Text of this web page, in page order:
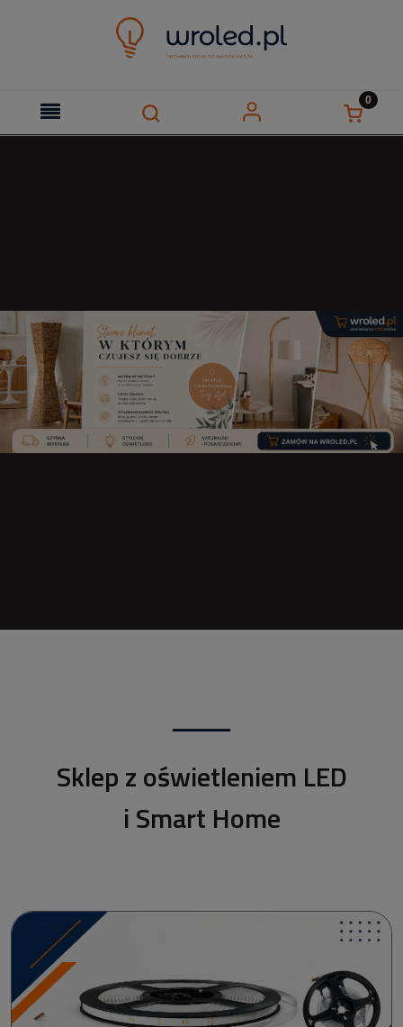
Sklep z oświetleniem LED
i Smart Home